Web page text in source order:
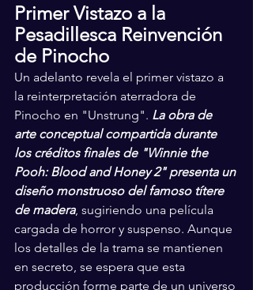
Primer Vistazo a la
Pesadillesca Reinvención
de Pinocho
Un adelanto revela el primer vistazo a
la reinterpretación aterradora de
Pinocho en "Unstrung". La obra de
arte conceptual compartida durante
los créditos finales de "Winnie the
Pooh: Blood and Honey 2" presenta un
diseño monstruoso del famoso títere
de madera, sugiriendo una película
cargada de horror y suspenso. Aunque
los detalles de la trama se mantienen
en secreto, se espera que esta
producción forme parte de un universo